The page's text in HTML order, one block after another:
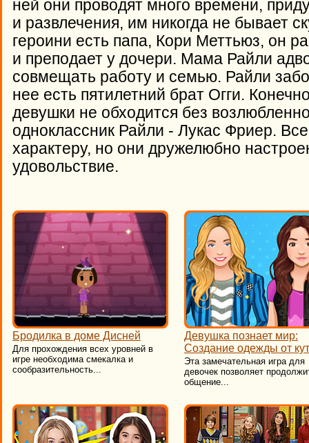
ней они проводят много времени,
и развлечения, им никогда не бывает
героини есть папа, Кори Меттьюз, он
и преподает у дочери. Мама Райли
совмещать работу и семью. Райли
нее есть пятилетний брат Огги.
девушки не обходится без
одноклассник Райли - Лукас Фриер.
характеру, но они дружелюбно
удовольствие.
Бродилка в доме Дисней
Для прохождения всех уровней в
игре необходима смекалка и
сообразительность...
Девушка познает мир:
Создание одежды от
Эта замечательная игра для
девочек позволяет
общение...